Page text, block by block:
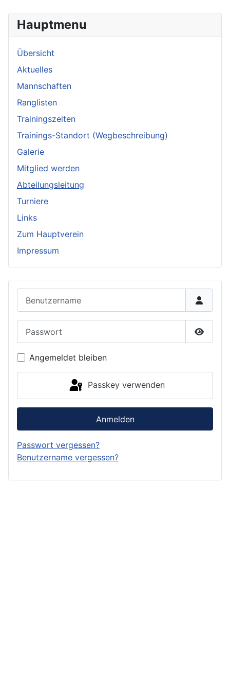
Hauptmenu
Übersicht
Aktuelles
Mannschaften
Ranglisten
Trainingszeiten
Trainings-Standort (Wegbeschreibung)
Galerie
Mitglied werden
Abteilungsleitung
Turniere
Links
Zum Hauptverein
Impressum
Angemeldet bleiben
Passkey verwenden
Anmelden
Passwort vergessen?
Benutzername vergessen?